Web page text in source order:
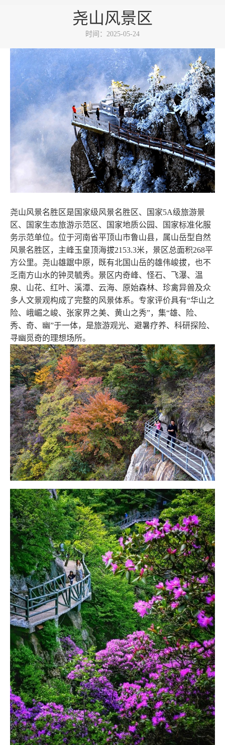
尧山风景区
时间：2025-05-24
尧山风景名胜区是国家级风景名胜区、国家5A级旅游景
区、国家生态旅游示范区、国家地质公园、国家标准化服
务示范单位。位于河南省平顶山市鲁山县，属山岳型自然
风景名胜区，主峰玉皇顶海拔2153.3米，景区总面积268平
方公里。尧山雄踞中原，既有北国山岳的雄伟峻拔，也不
乏南方山水的钟灵毓秀。景区内奇峰、怪石、飞瀑、温
泉、山花、红叶、溪潭、云海、原始森林、珍禽异兽及众
多人文景观构成了完整的风景体系。专家评价具有“华山之
险、峨嵋之峻、张家界之美、黄山之秀”，集“雄、险、
秀、奇、幽”于一体，是旅游观光、避暑疗养、科研探险、
寻幽觅奇的理想场所。